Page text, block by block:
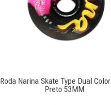
Roda Narina Skate Type Dual
Preto 53MM